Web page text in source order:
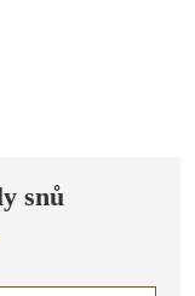
snů